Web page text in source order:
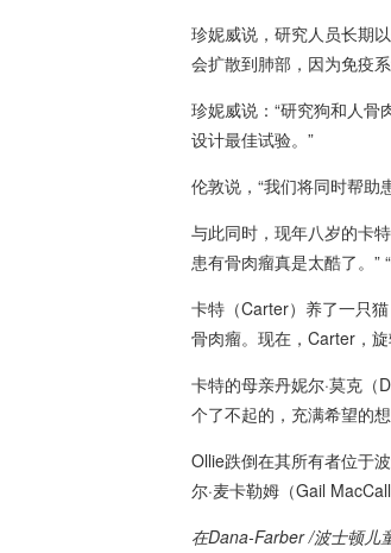
珍妮威说，研究人员长期
会扩散到肺部，因为免疫
珍妮威说：“研究狗和人
设计最佳试验。”
伦敦说，“我们将同时帮助
与此同时，现年八岁的卡
患有骨肉瘤真是太酷了。”
卡特（Carter）养了一只
骨肉瘤。现在，Carter，
卡特的母亲丹妮尔·莫克（
个了不起的，充满希望的
Ollie跌倒在其所有者位于
尔·麦卡勒姆（Gail
在Dana-Farber /波士顿儿